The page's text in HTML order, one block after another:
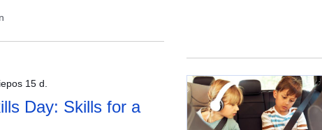
15 d.
Day: Skills for a